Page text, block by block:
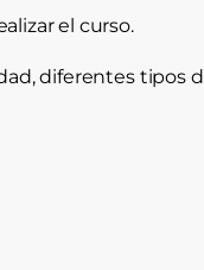
el curso.
diferentes tipos